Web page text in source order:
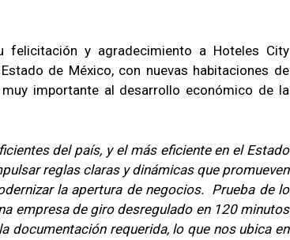
felicitación y agradecimiento a Hoteles City
de México, con nuevas habitaciones de
importante al desarrollo económico de la
del país, y el más eficiente en el Estado
reglas claras y dinámicas que promueven
la apertura de negocios. Prueba de lo
empresa de giro desregulado en 120 minutos
documentación requerida, lo que nos ubica en